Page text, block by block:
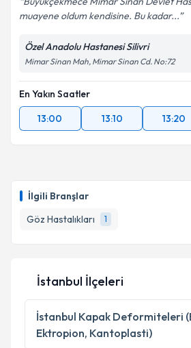
İlgili Branşlar
Göz Hastalıkları
1
Kişisel verilerimin işlenmesine
Metni'ni okudum ve kişisel
kapsamda işlenmesini kabul
Takvim Talebini
muayene oldum kendisine. Bu kadar...
Özel Anadolu Hastanesi Silivri
Mimar Sinan Mah, Mimar Sinan Cd. No:72
En Yakın Saatler
13:00
13:10 13:20
İstanbul İlçeleri
İstanbul Kapak Deformiteleri
Ektropion, Kantoplasti)